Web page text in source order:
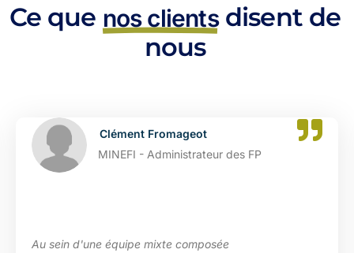
Ce que nos clientsdisent de
nous
Catherine Dupont
DGFIP - Administrateur
La maîtrise des sujets, la grande